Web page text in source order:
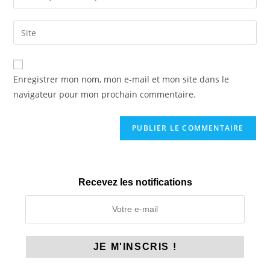
comment
your
email
address
comment
Saisir
l’URL
de
votre
(facultatif)
Enregistrer mon nom, mon e-mail et mon site dans le
navigateur pour mon prochain commentaire.
Recevez les notifications